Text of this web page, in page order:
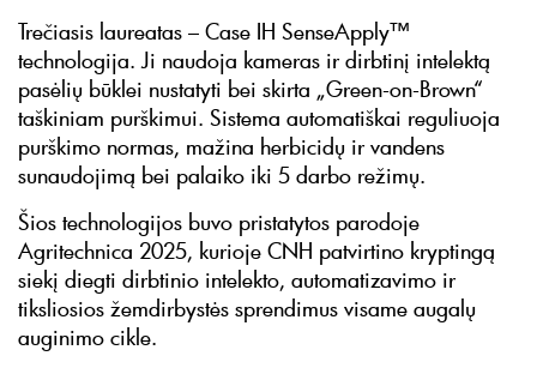
Trečiasis laureatas – Case IH SenseApply™
technologija. Ji naudoja kameras ir dirbtinį intelektą
pasėlių būklei nustatyti bei skirta „Green-on-Brown“
taškiniam purškimui. Sistema automatiškai reguliuoja
purškimo normas, mažina herbicidų ir vandens
sunaudojimą bei palaiko iki 5 darbo režimų.
Šios technologijos buvo pristatytos parodoje
Agritechnica 2025, kurioje CNH patvirtino kryptingą
siekį diegti dirbtinio intelekto, automatizavimo ir
tiksliosios žemdirbystės sprendimus visame augalų
auginimo cikle.